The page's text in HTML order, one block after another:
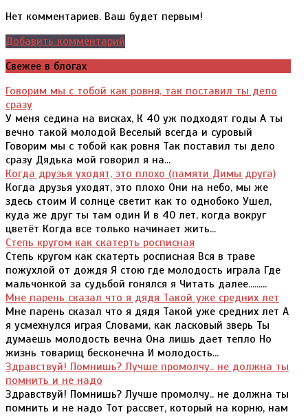
Нет комментариев. Ваш будет первым!
Добавить комментарий
Свежее в блогах
Говорим мы с тобой как ровня, так поставил ты дело
сразу
У меня седина на висках, К 40 уж подходят годы А ты
вечно такой молодой Веселый всегда и суровый
Говорим мы с тобой как ровня Так поставил ты дело
сразу Дядька мой говорил я на...
Когда друзья уходят, это плохо (памяти Димы друга)
Когда друзья уходят, это плохо Они на небо, мы же
здесь стоим И солнце светит как то однобоко Ушел,
куда же друг ты там один И в 40 лет, когда вокруг
цветёт Когда все только начинает жить...
Степь кругом как скатерть росписная
Степь кругом как скатерть росписная Вся в траве
пожухлой от дождя Я стою где молодость играла Где
мальчонкой за судьбой гонялся я Читать далее.........
Мне парень сказал что я дядя Такой уже средних лет
Мне парень сказал что я дядя Такой уже средних лет А
я усмехнулся играя Словами, как ласковый зверь Ты
думаешь молодость вечна Она лишь дает тепло Но
жизнь товарищ бесконечна И молодость...
Здравствуй! Помнишь? Лучше промолчу.. не должна ты
помнить и не надо
Здравствуй! Помнишь? Лучше промолчу.. не должна ты
помнить и не надо Тот рассвет, который на корню, нам